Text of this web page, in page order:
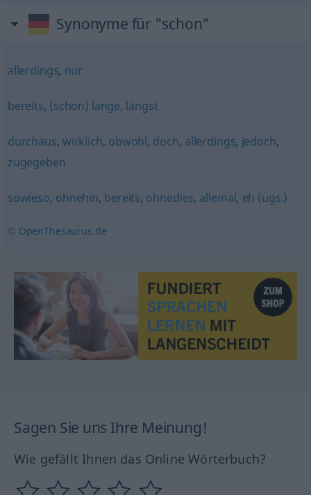
Synonyme für "schon"
allerdings, nur
bereits, (schon) lange, längst
durchaus, wirklich, obwohl, doch, allerdings, jedoch,
zugegeben
sowieso, ohnehin, bereits, ohnedies, allemal, eh (ugs.)
© OpenThesaurus.de
Sagen Sie uns Ihre Meinung!
Wie gefällt Ihnen das Online Wörterbuch?